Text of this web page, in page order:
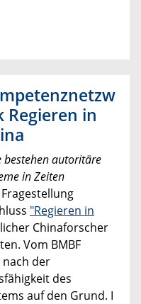
Regieren in
bestehen autoritäre
in Zeiten
"Regieren in
Chinaforscher
Vom BMBF
nach der
des
auf den Grund. I